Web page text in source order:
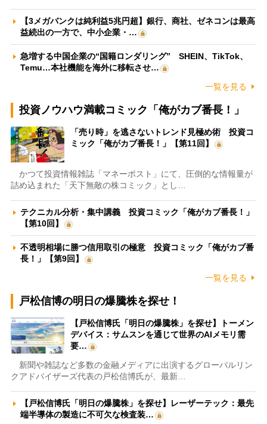
【3メガバンクは純利益5兆円超】銀行、商社、ゼネコンは最高
益続出の一方で、中小企業・…
急増する中国企業の“国籍ロンダリング” SHEIN、TikTok、
Temu…本社機能を海外に移転させ…
一覧を見る
投資ノウハウ満載コミック「俺がカブ番長！」
「売り時」を逃さないトレンド見極め術 投資コ
ミック「俺がカブ番長！」【第11回】
かつて投資情報雑誌「マネーポスト」にて、圧倒的な情報量が
詰め込まれた「天下無敵の株コミック」とし…
テクニカル分析・集中講義 投資コミック「俺がカブ番長！」
【第10回】
不透明相場に勝つ信用取引の極意 投資コミック「俺がカブ番
長！」【第9回】
一覧を見る
戸松信博の明日の爆騰株を探せ！
【戸松信博氏「明日の爆騰株」を探せ】トーメン
デバイス：サムスンを通じて世界のAIメモリ需
要…
新聞や雑誌など多数の金融メディアに出演するグローバルリン
クアドバイザーズ代表の戸松信博氏が、最新…
【戸松信博氏「明日の爆騰株」を探せ】レーザーテック：最先
端半導体の製造に不可欠な検査装…